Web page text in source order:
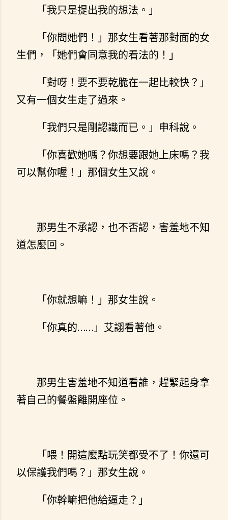
「我只是提出我的想法。」
「你問她們！」那女生看著那對面的女
生們，「她們會同意我的看法的！」
「對呀！要不要乾脆在一起比較快？」
又有一個女生走了過來。
「我們只是剛認識而已。」申科說。
「你喜歡她嗎？你想要跟她上床嗎？我
可以幫你喔！」那個女生又說。
那男生不承認，也不否認，害羞地不知
道怎麼回。
「你就想嘛！」那女生說。
「你真的……」艾詡看著他。
那男生害羞地不知道看誰，趕緊起身拿
著自己的餐盤離開座位。
「喂！開這麼點玩笑都受不了！你還可
以保護我們嗎？」那女生說。
「你幹嘛把他給逼走？」